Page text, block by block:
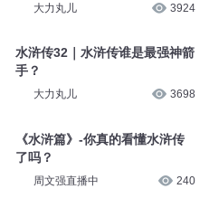
大力丸儿 3924
水浒传32｜水浒传谁是最强神箭
手？
大力丸儿 3698
《水浒篇》-你真的看懂水浒传
了吗？
周文强直播中 240